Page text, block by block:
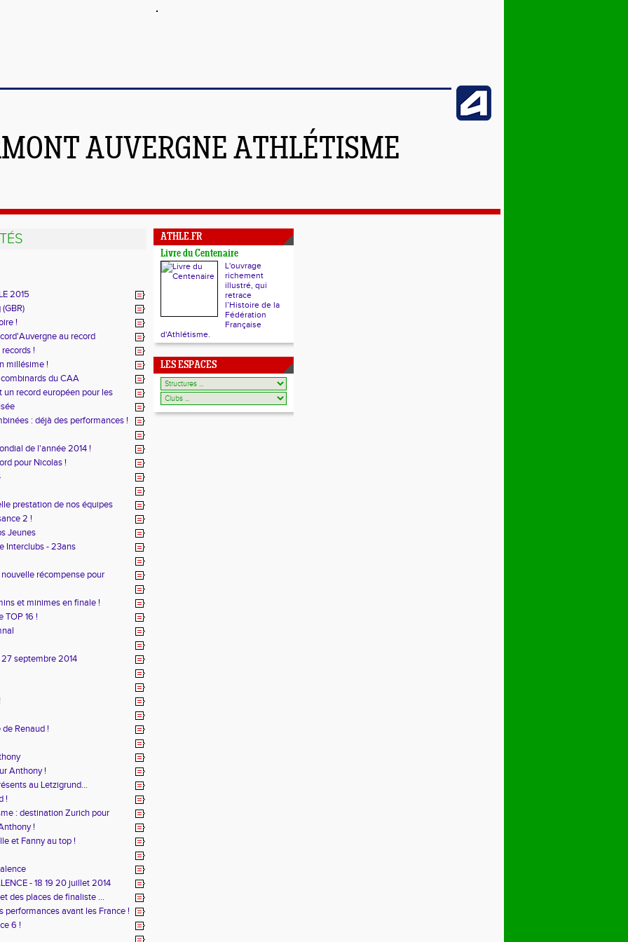
AUVERGNE ATHLÉTISME
2015
!
au record
!
millésime !
du CAA
record européen pour les
: déjà des performances !
de l'année 2014 !
pour Nicolas !
prestation de nos équipes
2 !
Jeunes
Interclubs - 23ans
récompense pour
et minimes en finale !
TOP 16 !
septembre 2014
Renaud !
Anthony !
au Letzigrund...
!
: destination Zurich pour
!
et Fanny au top !
- 18 19 20 juillet 2014
des places de finaliste ...
performances avant les France !
6 !
ATHLE.FR
Livre du Centenaire
L'ouvrage
richement
illustré, qui
retrace
l’Histoire de la
Fédération
Française
d'Athlétisme.
LES ESPACES